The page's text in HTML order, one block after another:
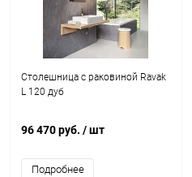
Столешница с раковиной Ravak
L 120 дуб
96 470 руб. / шт
Подробнее